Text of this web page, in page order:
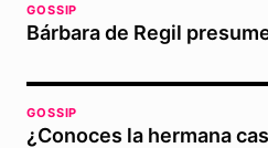
GOSSIP
Bárbara de Regil
GOSSIP
¿Conoces la hermana